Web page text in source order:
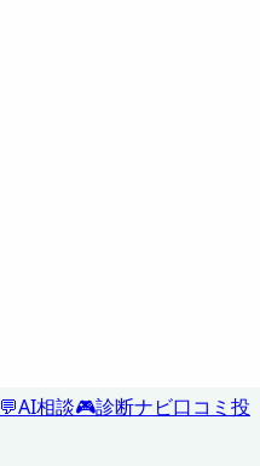
💬AI相談🎮診断ナビ口コミ投